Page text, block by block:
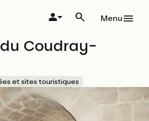
Menu
du Coudray-
et sites touristiques